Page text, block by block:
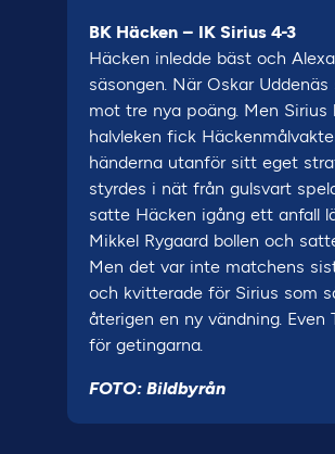
BK Häcken – IK Sirius 4-3
Häcken inledde bäst och
säsongen. När Oskar
mot tre nya poäng. Men Sirius
halvleken fick
händerna utanför sitt eget
styrdes i nät från gulsvart
satte Häcken igång ett anfall
Mikkel Rygaard bollen och
Men det var inte matchens
och kvitterade för Sirius som
återigen en ny vändning.
för getingarna.
FOTO: Bildbyrån